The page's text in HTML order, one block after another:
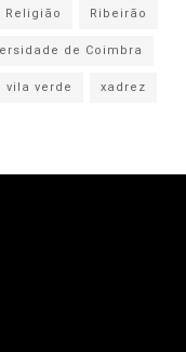
Religião
Ribeirão
de Coimbra
vila verde xadrez